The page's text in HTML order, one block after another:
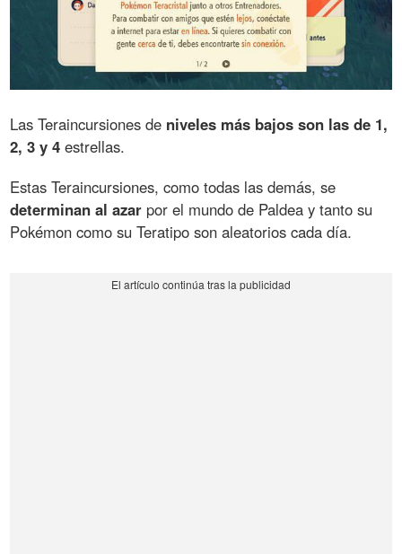
Las Teraincursiones de niveles más bajos son las de 1,
2, 3 y 4 estrellas.
Estas Teraincursiones, como todas las demás, se
determinan al azar por el mundo de Paldea y tanto su
Pokémon como su Teratipo son aleatorios cada día.